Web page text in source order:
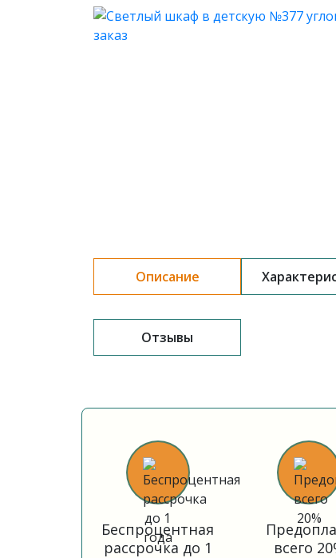
Описание
Отзывы
Беспроцентная
рассрочка до 1
всего